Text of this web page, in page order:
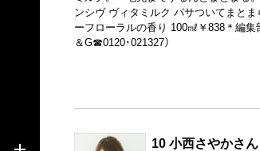
ンシヴ ヴィタミルク パサついてまと
ーフローラルの香り 100㎖￥838＊編
＆G☎0120･021327）
10 小西さやかさん